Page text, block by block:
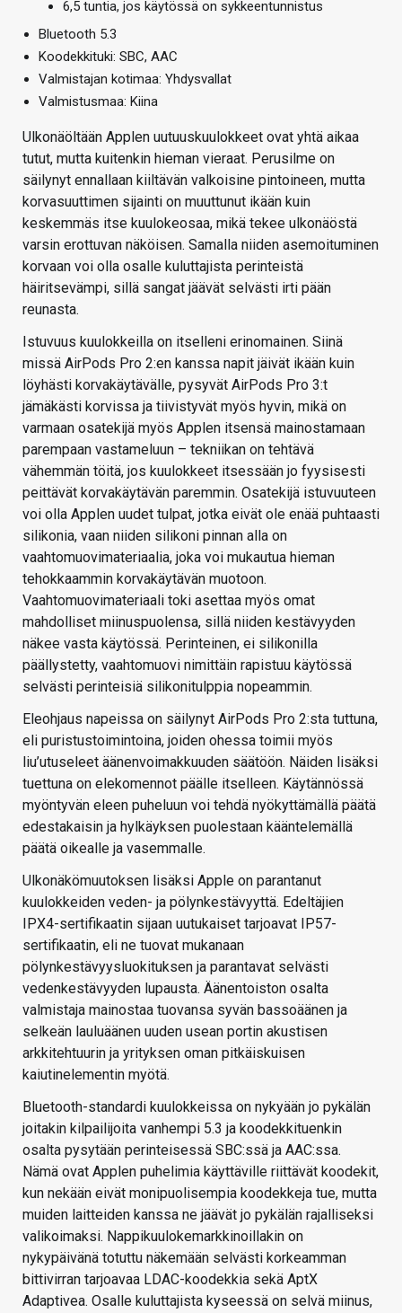
6,5 tuntia, jos käytössä on sykkeentunnistus
Bluetooth 5.3
Koodekkituki: SBC, AAC
Valmistajan kotimaa: Yhdysvallat
Valmistusmaa: Kiina
Ulkonäöltään Applen uutuuskuulokkeet ovat yhtä aikaa
tutut, mutta kuitenkin hieman vieraat. Perusilme on
säilynyt ennallaan kiiltävän valkoisine pintoineen, mutta
korvasuuttimen sijainti on muuttunut ikään kuin
keskemmäs itse kuulokeosaa, mikä tekee ulkonäöstä
varsin erottuvan näköisen. Samalla niiden asemoituminen
korvaan voi olla osalle kuluttajista perinteistä
häiritsevämpi, sillä sangat jäävät selvästi irti pään
reunasta.
Istuvuus kuulokkeilla on itselleni erinomainen. Siinä
missä AirPods Pro 2:en kanssa napit jäivät ikään kuin
löyhästi korvakäytävälle, pysyvät AirPods Pro 3:t
jämäkästi korvissa ja tiivistyvät myös hyvin, mikä on
varmaan osatekijä myös Applen itsensä mainostamaan
parempaan vastameluun – tekniikan on tehtävä
vähemmän töitä, jos kuulokkeet itsessään jo fyysisesti
peittävät korvakäytävän paremmin. Osatekijä istuvuuteen
voi olla Applen uudet tulpat, jotka eivät ole enää puhtaasti
silikonia, vaan niiden silikoni pinnan alla on
vaahtomuovimateriaalia, joka voi mukautua hieman
tehokkaammin korvakäytävän muotoon.
Vaahtomuovimateriaali toki asettaa myös omat
mahdolliset miinuspuolensa, sillä niiden kestävyyden
näkee vasta käytössä. Perinteinen, ei silikonilla
päällystetty, vaahtomuovi nimittäin rapistuu käytössä
selvästi perinteisiä silikonitulppia nopeammin.
Eleohjaus napeissa on säilynyt AirPods Pro 2:sta tuttuna,
eli puristustoimintoina, joiden ohessa toimii myös
liu’utuseleet äänenvoimakkuuden säätöön. Näiden lisäksi
tuettuna on elekomennot päälle itselleen. Käytännössä
myöntyvän eleen puheluun voi tehdä nyökyttämällä päätä
edestakaisin ja hylkäyksen puolestaan kääntelemällä
päätä oikealle ja vasemmalle.
Ulkonäkömuutoksen lisäksi Apple on parantanut
kuulokkeiden veden- ja pölynkestävyyttä. Edeltäjien
IPX4-sertifikaatin sijaan uutukaiset tarjoavat IP57-
sertifikaatin, eli ne tuovat mukanaan
pölynkestävyysluokituksen ja parantavat selvästi
vedenkestävyyden lupausta. Äänentoiston osalta
valmistaja mainostaa tuovansa syvän bassoäänen ja
selkeän lauluäänen uuden usean portin akustisen
arkkitehtuurin ja yrityksen oman pitkäiskuisen
kaiutinelementin myötä.
Bluetooth-standardi kuulokkeissa on nykyään jo pykälän
joitakin kilpailijoita vanhempi 5.3 ja koodekkituenkin
osalta pysytään perinteisessä SBC:ssä ja AAC:ssa.
Nämä ovat Applen puhelimia käyttäville riittävät koodekit,
kun nekään eivät monipuolisempia koodekkeja tue, mutta
muiden laitteiden kanssa ne jäävät jo pykälän rajalliseksi
valikoimaksi. Nappikuulokemarkkinoillakin on
nykypäivänä totuttu näkemään selvästi korkeamman
bittivirran tarjoavaa LDAC-koodekkia sekä AptX
Adaptivea. Osalle kuluttajista kyseessä on selvä miinus,